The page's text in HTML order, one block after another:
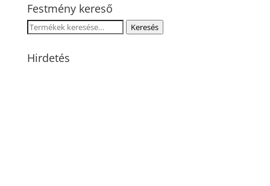
Festmény kereső
Keresés
következőre:
Keresés
Hirdetés